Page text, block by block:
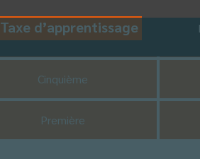
Taxe d’apprentissage
UNSS
Cinquième
Première